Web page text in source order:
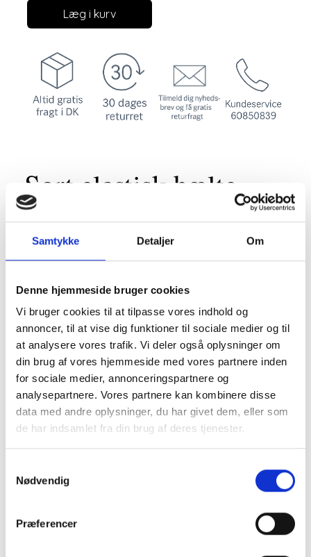
Samtykke Detaljer Om
Denne hjemmeside bruger cookies
Vi bruger cookies til at tilpasse vores indhold og
annoncer, til at vise dig funktioner til sociale medier og til
at analysere vores trafik. Vi deler også oplysninger om
din brug af vores hjemmeside med vores partnere inden
for sociale medier, annonceringspartnere og
analysepartnere. Vores partnere kan kombinere disse
data med andre oplysninger, du har givet dem, eller som
de har indsamlet fra din brug af deres tjenester.
Nødvendig
Præferencer
Læg i kurv
Sort elastisk bælte
med dekorativt
spænde.
Bæltet er med flettet struktur, den elastiske kvalitet
gør bæltet behageligt af have på.
Perfekt til Kjoler, tunika og løse bluser.
Fås også i marcipanfarvet udgave
Mere information
BESKRIVELSE
Elastisk bælte i sort med